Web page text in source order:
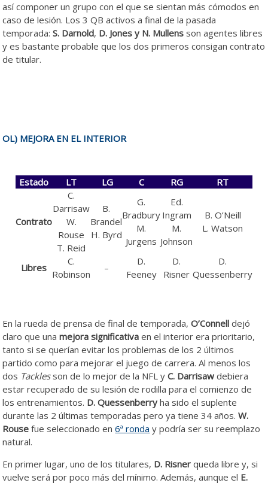
así componer un grupo con el que se sientan más cómodos en
caso de lesión. Los 3 QB activos a final de la pasada
temporada:S. Darnold, D. Jones y N. Mullens son agentes libres
y es bastante probable que los dos primeros consigan contrato
de titular.
OL) MEJORA EN EL INTERIOR
Estado LT LG C RG RT
Contrato
C.
Darrisaw
W.
Rouse
T. Reid
B.
Brandel
H. Byrd
G.
Bradbury
M.
Jurgens
Ed.
Ingram
M.
Johnson
B. O’Neill
L. Watson
Libres
C.
Robinson
–
D.
Feeney
D.
Risner
D.
Quessenberry
En la rueda de prensa de final de temporada,O’Connell dejó
claro que unamejora significativa en el interior era prioritario,
tanto si se querían evitar los problemas de los 2 últimos
partido como para mejorar el juego de carrera. Al menos los
dos Tacklesson de lo mejor de la NFL yC. Darrisaw debiera
estar recuperado de su lesión de rodilla para el comienzo de
los entrenamientos. D. Quessenberry ha sido el suplente
durante las 2 últimas temporadas pero ya tiene 34 años.W.
Rouse fue seleccionado en6ª ronda y podría ser su reemplazo
natural.
En primer lugar, uno de los titulares, D. Risner queda libre y, si
vuelve será por poco más del mínimo. Además, aunque el E.